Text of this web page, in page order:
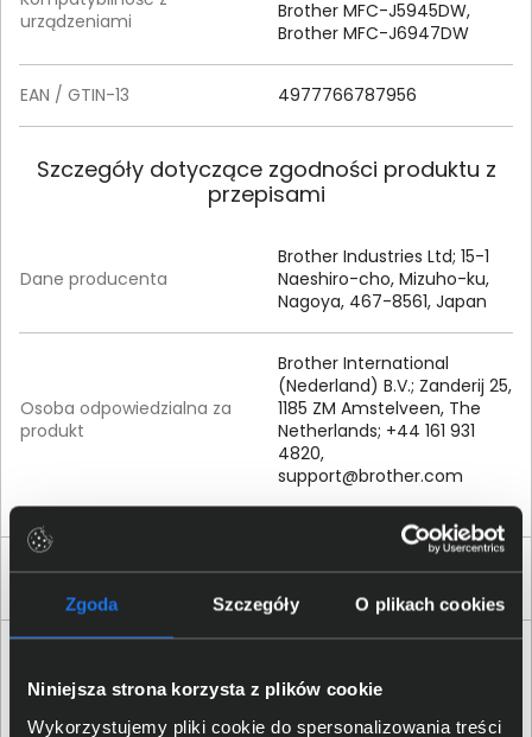
Zgoda Szczegóły O plikach cookies
Niniejsza strona korzysta z plików cookie
Wykorzystujemy pliki cookie do spersonalizowania treści
urządzeniami
Brother MFC-J5945DW,
Brother MFC-J6947DW
EAN / GTIN-13 4977766787956
Szczegóły dotyczące zgodności produktu z
przepisami
Dane producenta
Brother Industries Ltd; 15-1
Naeshiro-cho, Mizuho-ku,
Nagoya, 467-8561, Japan
Osoba odpowiedzialna za
produkt
Brother International
(Nederland) B.V.; Zanderij 25,
1185 ZM Amstelveen, The
Netherlands; +44 161 931
4820,
support@brother.com
Produkty podobne